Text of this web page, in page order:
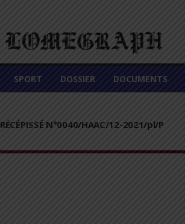
SPORT DOSSIER DOCUMENTS
RÉCÉPISSÉ N°0040/HAAC/12-2021/pl/P